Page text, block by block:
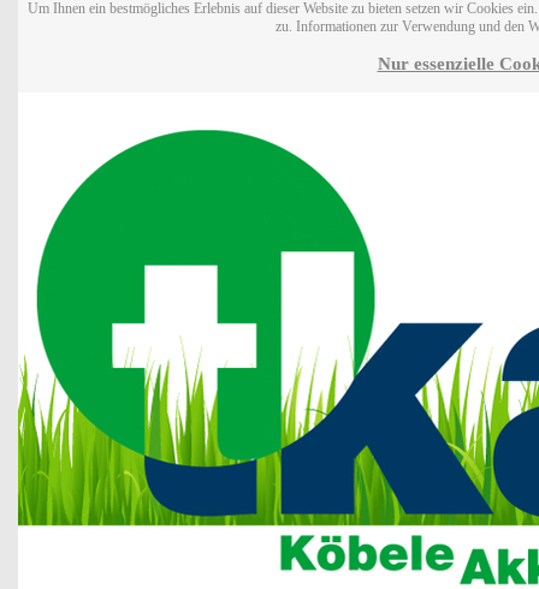
Um Ihnen ein bestmögliches Erlebnis auf dieser Website zu bieten setzen wir Cookies
zu. Informationen zur Verwendung und den
Nur essenzielle